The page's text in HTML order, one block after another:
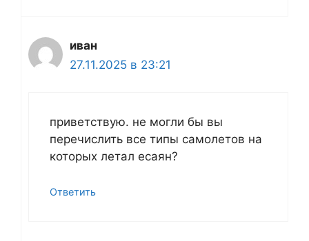
иван
27.11.2025 в 23:21
приветствую. не могли бы вы
перечислить все типы самолетов на
которых летал есаян?
Ответить